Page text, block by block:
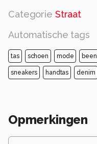
Categorie Straat
Automatische tags
tas schoen mode been
sneakers handtas denim
Opmerkingen